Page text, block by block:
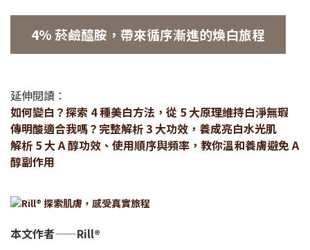
4% 菸鹼醯胺，帶來循序漸進的煥白旅程
延伸閱讀：
如何變白？探索 4 種美白方法，從 5 大原理維持白淨無瑕
傳明酸適合我嗎？完整解析 3 大功效，養成亮白水光肌
解析 5 大 A 醇功效、使用順序與頻率，教你溫和養膚避免 A
醇副作用
本文作者——Rill®